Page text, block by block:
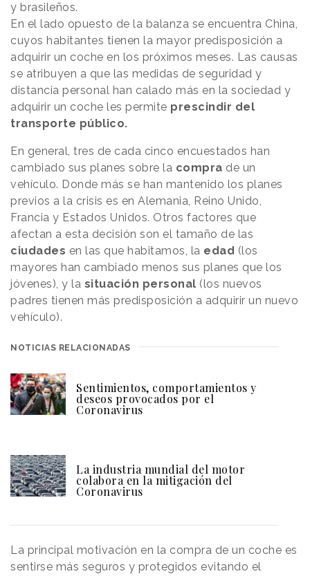
y brasileños.
En el lado opuesto de la balanza se encuentra China,
cuyos habitantes tienen la mayor predisposición a
adquirir un coche en los próximos meses. Las causas
se atribuyen a que las medidas de seguridad y
distancia personal han calado más en la sociedad y
adquirir un coche les permite prescindir del
transporte público.
En general, tres de cada cinco encuestados han
cambiado sus planes sobre la compra de un
vehículo. Donde más se han mantenido los planes
previos a la crisis es en Alemania, Reino Unido,
Francia y Estados Unidos. Otros factores que
afectan a esta decisión son el tamaño de las
ciudades en las que habitamos, la edad (los
mayores han cambiado menos sus planes que los
jóvenes), y la situación personal (los nuevos
padres tienen más predisposición a adquirir un nuevo
vehículo).
NOTICIAS RELACIONADAS
Sentimientos, comportamientos y
deseos provocados por el
Coronavirus
La industria mundial del motor
colabora en la mitigación del
Coronavirus
La principal motivación en la compra de un coche es
sentirse más seguros y protegidos evitando el